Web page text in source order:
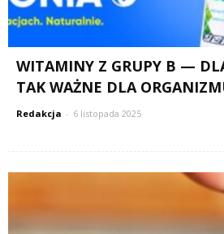
WITAMINY Z GRUPY B —
TAK WAŻNE DLA
Redakcja - 6 listopada 2025